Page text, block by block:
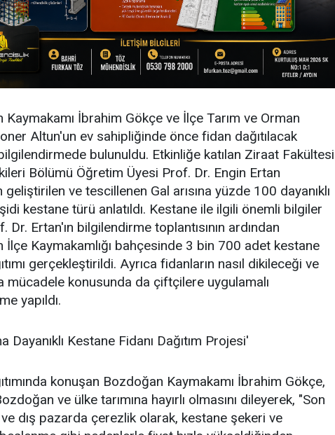
Kaymakamı İbrahim Gökçe ve İlçe Tarım ve Orman
Altun'un ev sahipliğinde önce fidan dağıtılacak
bulunuldu. Etkinliğe katılan Ziraat Fakültesi
Bölümü Öğretim Üyesi Prof. Dr. Engin Ertan
geliştirilen ve tescillenen Gal arısına yüzde 100 dayanıklı
kestane türü anlatıldı. Kestane ile ilgili önemli bilgiler
Dr. Ertan'ın bilgilendirme toplantısının ardından
İlçe Kaymakamlığı bahçesinde 3 bin 700 adet kestane
gerçekleştirildi. Ayrıca fidanların nasıl dikileceği ve
mücadele konusunda da çiftçilere uygulamalı
yapıldı.
Dayanıklı Kestane Fidanı Dağıtım Projesi'
konuşan Bozdoğan Kaymakamı İbrahim Gökçe,
ve ülke tarımına hayırlı olmasını dileyerek, "Son
ve dış pazarda çerezlik olarak, kestane şekeri ve